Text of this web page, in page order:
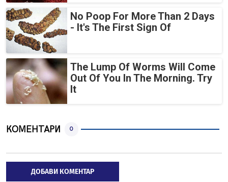
No Poop For More Than 2 Days
- It's The First Sign Of
The Lump Of Worms Will Come
Out Of You In The Morning. Try
It
КОМЕНТАРИ 0
ДОБАВИ КОМЕНТАР